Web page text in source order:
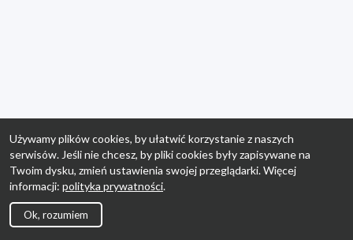
Używamy plików cookies, by ułatwić korzystanie z naszych
serwisów. Jeśli nie chcesz, by pliki cookies były zapisywane na
Twoim dysku, zmień ustawienia swojej przeglądarki. Więcej
informacji: polityka prywatności.
Ok, rozumiem